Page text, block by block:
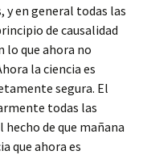
y en general todas las
de causalidad
lo que ahora no
la ciencia es
segura. El
todas las
de que mañana
que ahora es